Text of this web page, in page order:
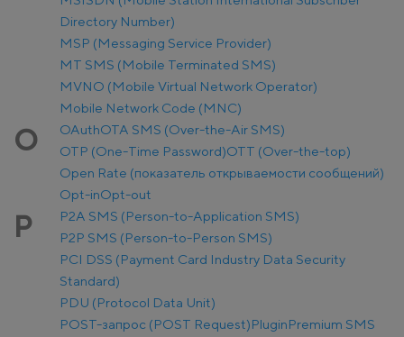
Directory Number)
MSP (Messaging Service Provider)
MT SMS (Mobile Terminated SMS)
MVNO (Mobile Virtual Network Operator)
Mobile Network Code (MNC)
O OAuthOTA SMS (Over-the-Air SMS)
OTP (One-Time Password)OTT (Over-the-top)
Open Rate (показатель открываемости сообщений)
Opt-inOpt-out
P
P2A SMS (Person-to-Application SMS)
P2P SMS (Person-to-Person SMS)
PCI DSS (Payment Card Industry Data Security
Standard)
PDU (Protocol Data Unit)
POST-запрос (POST Request)PluginPremium SMS